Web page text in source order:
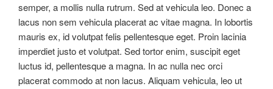
semper, a mollis nulla rutrum. Sed at vehicula leo. Donec a
lacus non sem vehicula placerat ac vitae magna. In lobortis
mauris ex, id volutpat felis pellentesque eget. Proin lacinia
imperdiet justo et volutpat. Sed tortor enim, suscipit eget
luctus id, pellentesque a magna. In ac nulla nec orci
placerat commodo at non lacus. Aliquam vehicula, leo ut